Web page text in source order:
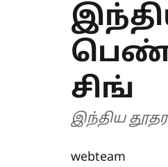
பெண்
சிங்
இந்திய
webteam